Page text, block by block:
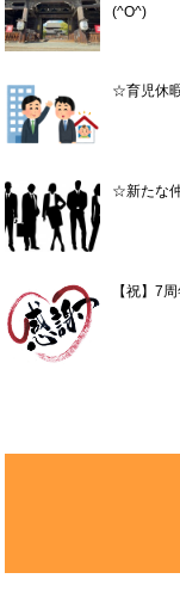
(^O^)
☆育児休
☆新たな
【祝】7